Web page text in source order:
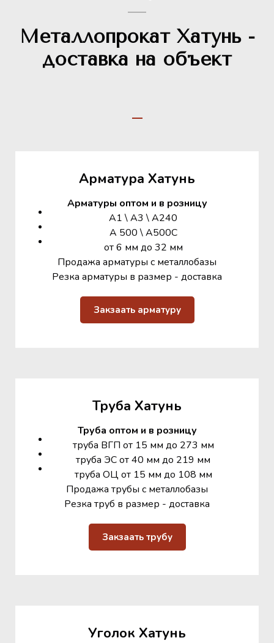
Металлопрокат Хатунь -
доставка на объект
Арматура Хатунь
Арматуры оптом и в розницу
А1 \ А3 \ А240
А 500 \ А500С
от 6 мм до 32 мм
Продажа арматуры с металлобазы
Резка арматуры в размер - доставка
Закзаать арматуру
Труба Хатунь
Труба оптом и в розницу
труба ВГП от 15 мм до 273 мм
труба ЭС от 40 мм до 219 мм
труба ОЦ от 15 мм до 108 мм
Продажа трубы с металлобазы
Резка труб в размер - доставка
Закзаать трубу
Уголок Хатунь